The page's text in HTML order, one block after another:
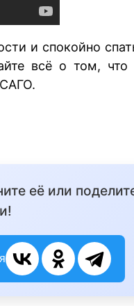
и спокойно
всё о том, что
её или